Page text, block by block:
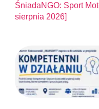
ŚniadaNGO: Sport
sierpnia 2026]